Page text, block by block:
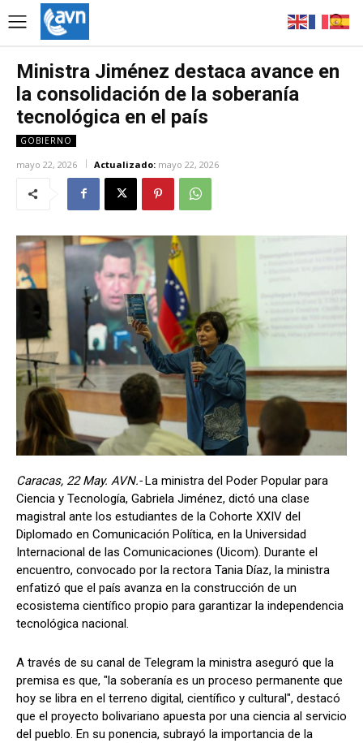
Ministra Jiménez destaca avance en
la consolidación de la soberanía
tecnológica en el país
GOBIERNO
mayo 22, 2026 Actualizado: mayo 22, 2026
Caracas, 22 May. AVN.-La ministra del Poder Popular para
Ciencia y Tecnología, Gabriela Jiménez, dictó una clase
magistral ante los estudiantes de la Cohorte XXIV del
Diplomado en Comunicación Política, en la Universidad
Internacional de las Comunicaciones (Uicom). Durante el
encuentro, convocado por la rectora Tania Díaz, la ministra
enfatizó que el país avanza en la construcción de un
ecosistema científico propio para garantizar la independencia
tecnológica nacional.
A través de su canal de Telegram la ministra aseguró que la
premisa es que, "la soberanía es un proceso permanente que
hoy se libra en el terreno digital, científico y cultural", destacó
que el proyecto bolivariano apuesta por una ciencia al servicio
del pueblo. En su ponencia, subrayó la importancia de la